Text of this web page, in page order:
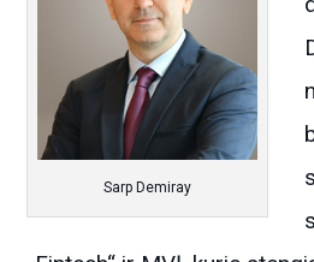
Sarp Demiray